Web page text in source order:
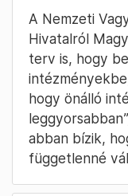
felelősöket.
Molnár
Magyar
Nemzeti
Védelmi